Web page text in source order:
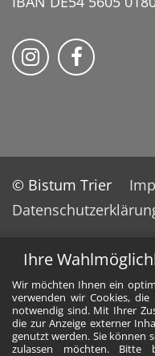
Ihre
Wir möchten Ihnen ein
verwenden wir Cookies,
notwendig sind. Mit Ihrer
die zur Anzeige externer
genutzt werden. Sie können
zulassen möchten. Bitte
Bistum Trier
Bistum
© Bistum Trier